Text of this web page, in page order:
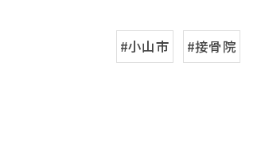
#小山市 #接骨院